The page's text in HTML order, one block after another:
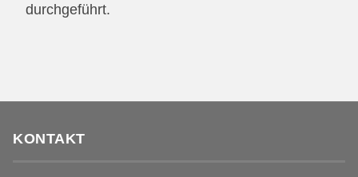
durchgeführt.
KONTAKT